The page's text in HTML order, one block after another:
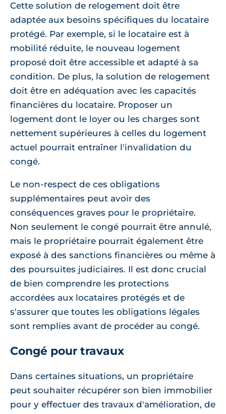
Cette solution de relogement doit être
adaptée aux besoins spécifiques du locataire
protégé. Par exemple, si le locataire est à
mobilité réduite, le nouveau logement
proposé doit être accessible et adapté à sa
condition. De plus, la solution de relogement
doit être en adéquation avec les capacités
financières du locataire. Proposer un
logement dont le loyer ou les charges sont
nettement supérieures à celles du logement
actuel pourrait entraîner l'invalidation du
congé.
Le non-respect de ces obligations
supplémentaires peut avoir des
conséquences graves pour le propriétaire.
Non seulement le congé pourrait être annulé,
mais le propriétaire pourrait également être
exposé à des sanctions financières ou même à
des poursuites judiciaires. Il est donc crucial
de bien comprendre les protections
accordées aux locataires protégés et de
s'assurer que toutes les obligations légales
sont remplies avant de procéder au congé.
Congé pour travaux
Dans certaines situations, un propriétaire
peut souhaiter récupérer son bien immobilier
pour y effectuer des travaux d'amélioration, de